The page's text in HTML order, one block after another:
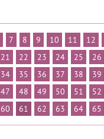
7 8 9 10 11 12
21 22 23 24 25 26
34 35 36 37 38 39
47 48 49 50 51 52
60 61 62 63 64 65